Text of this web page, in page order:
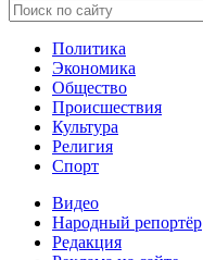
Политика
Экономика
Общество
Происшествия
Культура
Религия
Спорт
Видео
Народный репортёр
Редакция